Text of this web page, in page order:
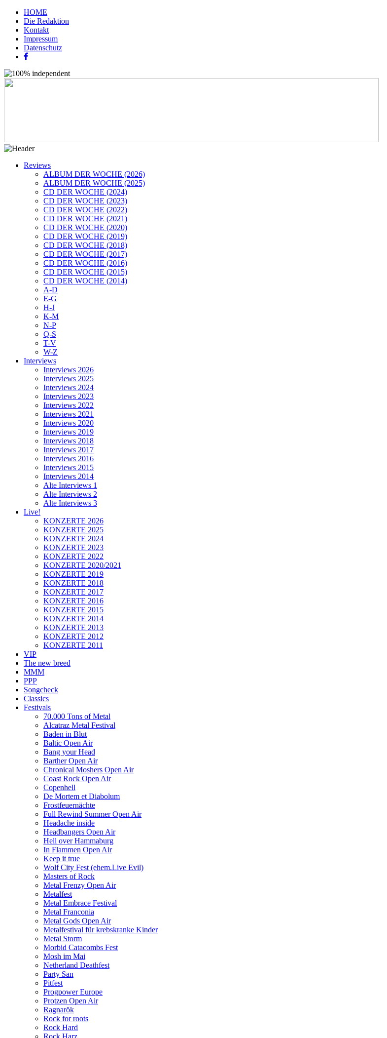
HOME
Die Redaktion
Kontakt
Impressum
Datenschutz
Reviews
ALBUM DER WOCHE (2026)
ALBUM DER WOCHE (2025)
CD DER WOCHE (2024)
CD DER WOCHE (2023)
CD DER WOCHE (2022)
CD DER WOCHE (2021)
CD DER WOCHE (2020)
CD DER WOCHE (2019)
CD DER WOCHE (2018)
CD DER WOCHE (2017)
CD DER WOCHE (2016)
CD DER WOCHE (2015)
CD DER WOCHE (2014)
A-D
E-G
H-J
K-M
N-P
Q-S
T-V
W-Z
Interviews
Interviews 2026
Interviews 2025
Interviews 2024
Interviews 2023
Interviews 2022
Interviews 2021
Interviews 2020
Interviews 2019
Interviews 2018
Interviews 2017
Interviews 2016
Interviews 2015
Interviews 2014
Alte Interviews 1
Alte Interviews 2
Alte Interviews 3
Live!
KONZERTE 2026
KONZERTE 2025
KONZERTE 2024
KONZERTE 2023
KONZERTE 2022
KONZERTE 2020/2021
KONZERTE 2019
KONZERTE 2018
KONZERTE 2017
KONZERTE 2016
KONZERTE 2015
KONZERTE 2014
KONZERTE 2013
KONZERTE 2012
KONZERTE 2011
VIP
The new breed
MMM
PPP
Songcheck
Classics
Festivals
70.000 Tons of Metal
Alcatraz Metal Festival
Baden in Blut
Baltic Open Air
Bang your Head
Barther Open Air
Chronical Moshers Open Air
Coast Rock Open Air
Copenhell
De Mortem et Diabolum
Frostfeuernächte
Full Rewind Summer Open Air
Headache inside
Headbangers Open Air
Hell over Hammaburg
In Flammen Open Air
Keep it true
Wolf City Fest (ehem.Live Evil)
Masters of Rock
Metal Frenzy Open Air
Metalfest
Metal Embrace Festival
Metal Franconia
Metal Gods Open Air
Metalfestival für krebskranke Kinder
Metal Storm
Morbid Catacombs Fest
Mosh im Mai
Netherland Deathfest
Party San
Pitfest
Progpower Europe
Protzen Open Air
Ragnarök
Rock for roots
Rock Hard
Rock Harz